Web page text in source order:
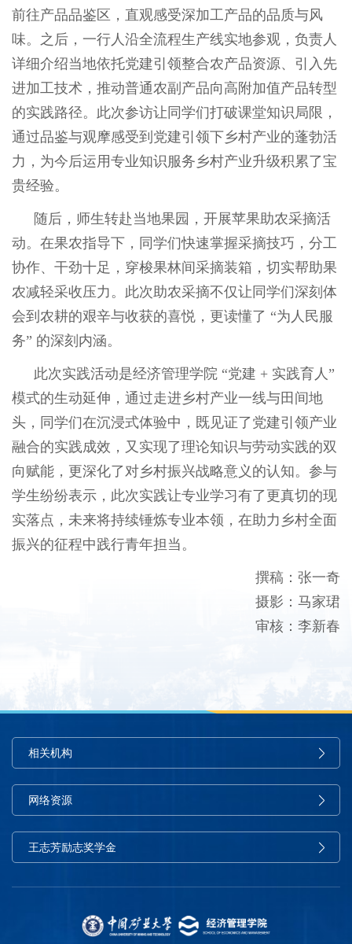
前往产品品鉴区，直观感受深加工产品的品质与风
味。之后，一行人沿全流程生产线实地参观，负责人
详细介绍当地依托党建引领整合农产品资源、引入先
进加工技术，推动普通农副产品向高附加值产品转型
的实践路径。此次参访让同学们打破课堂知识局限，
通过品鉴与观摩感受到党建引领下乡村产业的蓬勃活
力，为今后运用专业知识服务乡村产业升级积累了宝
贵经验。
随后，师生转赴当地果园，开展苹果助农采摘活
动。在果农指导下，同学们快速掌握采摘技巧，分工
协作、干劲十足，穿梭果林间采摘装箱，切实帮助果
农减轻采收压力。此次助农采摘不仅让同学们深刻体
会到农耕的艰辛与收获的喜悦，更读懂了 “为人民服
务” 的深刻内涵。
此次实践活动是经济管理学院 “党建 + 实践育人”
模式的生动延伸，通过走进乡村产业一线与田间地
头，同学们在沉浸式体验中，既见证了党建引领产业
融合的实践成效，又实现了理论知识与劳动实践的双
向赋能，更深化了对乡村振兴战略意义的认知。参与
学生纷纷表示，此次实践让专业学习有了更真切的现
实落点，未来将持续锤炼专业本领，在助力乡村全面
振兴的征程中践行青年担当。
撰稿：张一奇
摄影：马家珺
审核：李新春
相关机构
网络资源
王志芳励志奖学金